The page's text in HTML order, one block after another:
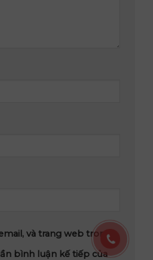
và trang web trong
bình luận kế tiếp của